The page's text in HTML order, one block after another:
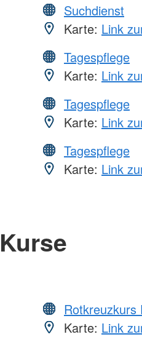
Suchdienst
Karte: Link
Tagespflege
Karte: Link
Tagespflege
Karte: Link
Tagespflege
Karte: Link
Kurse
Rotkreuzkurs
Karte: Link